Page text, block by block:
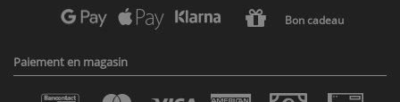
Bon cadeau
Paiement en magasin